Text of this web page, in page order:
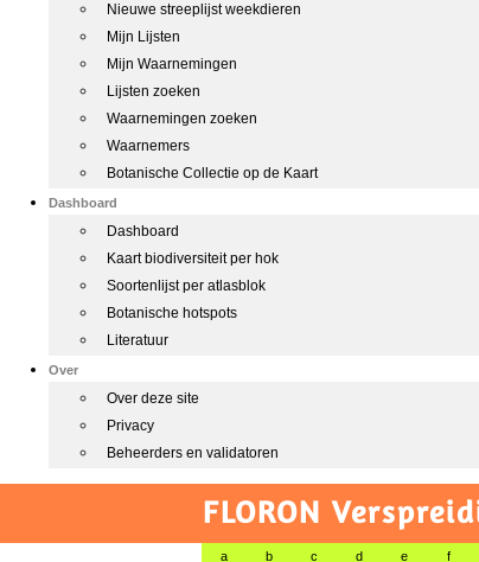
Nieuwe streeplijst weekdieren
Mijn Lijsten
Mijn Waarnemingen
Lijsten zoeken
Waarnemingen zoeken
Waarnemers
Botanische Collectie op de Kaart
Dashboard
Dashboard
Kaart biodiversiteit per hok
Soortenlijst per atlasblok
Botanische hotspots
Literatuur
Over
Over deze site
Privacy
Beheerders en validatoren
FLORON
a b c d e f